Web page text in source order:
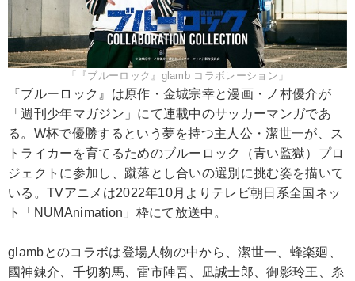
「『ブルーロック』glamb コラボレーション」
『ブルーロック』は原作・金城宗幸と漫画・ノ村優介が
「週刊少年マガジン」にて連載中のサッカーマンガであ
る。W杯で優勝するという夢を持つ主人公・潔世一が、ス
トライカーを育てるためのブルーロック（青い監獄）プロ
ジェクトに参加し、蹴落とし合いの選別に挑む姿を描いて
いる。TVアニメは2022年10月よりテレビ朝日系全国ネッ
ト「NUMAnimation」枠にて放送中。
glambとのコラボは登場人物の中から、潔世一、蜂楽廻、
國神錬介、千切豹馬、雷市陣吾、凪誠士郎、御影玲王、糸